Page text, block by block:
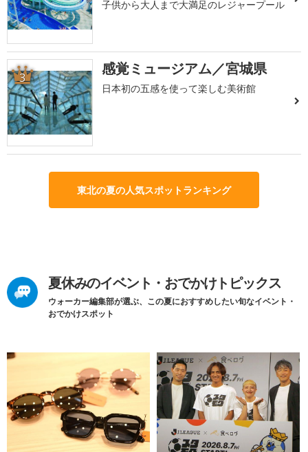
子供から大人まで大満足のレジャープール
3 感覚ミュージアム／宮城県
日本初の五感を使って楽しむ美術館
東北の夏の人気スポットランキング
夏休みのイベント・おでかけトピックス
ウォーカー編集部が選ぶ、この夏におすすめしたい旬なイベント・
おでかけスポット